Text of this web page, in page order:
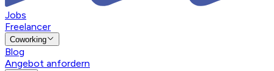
Jobs
Freelancer
Coworking
Blog
Angebot anfordern